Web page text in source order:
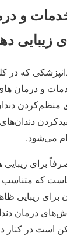
و
زیبایی
که در
و درمان
می‌شود.
برای
که متناسب
زیبایی
درمان
است در کنار